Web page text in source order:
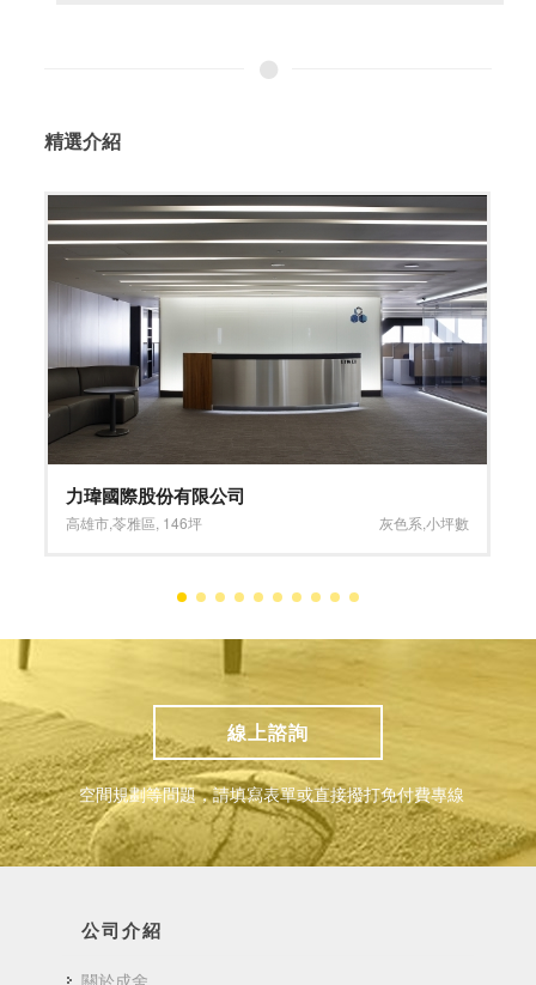
精選介紹
寬廣舒適、大器落成
台中市,中區,45坪 深色系 ,褐色系
線上諮詢
空間規劃等問題，請填寫表單或直接撥打免付費專線
公司介紹